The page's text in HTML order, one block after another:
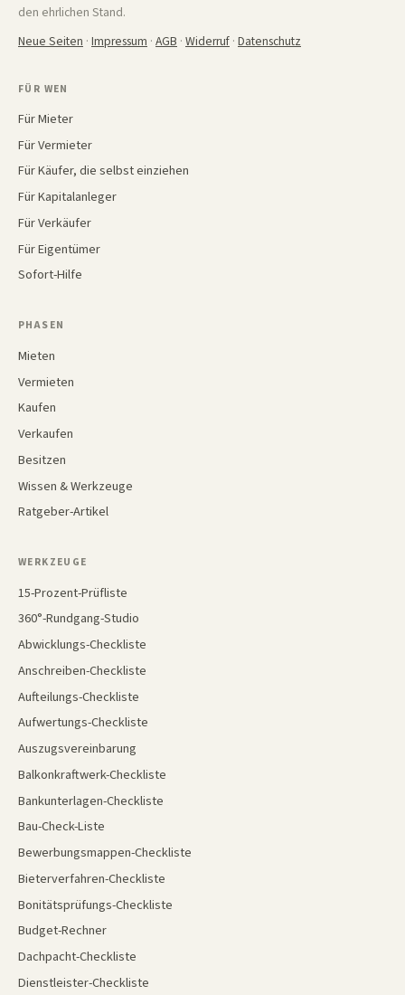
den ehrlichen Stand.
Neue Seiten · Impressum · AGB · Widerruf · Datenschutz
FÜR WEN
Für Mieter
Für Vermieter
Für Käufer, die selbst einziehen
Für Kapitalanleger
Für Verkäufer
Für Eigentümer
Sofort-Hilfe
PHASEN
Mieten
Vermieten
Kaufen
Verkaufen
Besitzen
Wissen & Werkzeuge
Ratgeber-Artikel
WERKZEUGE
15-Prozent-Prüfliste
360°-Rundgang-Studio
Abwicklungs-Checkliste
Anschreiben-Checkliste
Aufteilungs-Checkliste
Aufwertungs-Checkliste
Auszugsvereinbarung
Balkonkraftwerk-Checkliste
Bankunterlagen-Checkliste
Bau-Check-Liste
Bewerbungsmappen-Checkliste
Bieterverfahren-Checkliste
Bonitätsprüfungs-Checkliste
Budget-Rechner
Dachpacht-Checkliste
Dienstleister-Checkliste